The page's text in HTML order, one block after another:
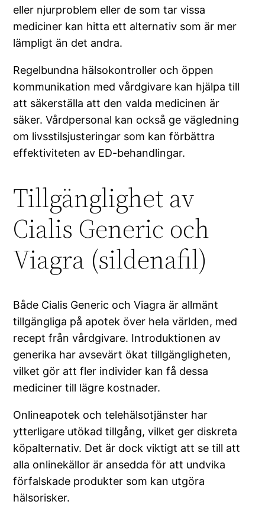
eller njurproblem eller de som tar vissa
mediciner kan hitta ett alternativ som är mer
lämpligt än det andra.
Regelbundna hälsokontroller och öppen
kommunikation med vårdgivare kan hjälpa till
att säkerställa att den valda medicinen är
säker. Vårdpersonal kan också ge vägledning
om livsstilsjusteringar som kan förbättra
effektiviteten av ED-behandlingar.
Tillgänglighet av
Cialis Generic och
Viagra (sildenafil)
Både Cialis Generic och Viagra är allmänt
tillgängliga på apotek över hela världen, med
recept från vårdgivare. Introduktionen av
generika har avsevärt ökat tillgängligheten,
vilket gör att fler individer kan få dessa
mediciner till lägre kostnader.
Onlineapotek och telehälsotjänster har
ytterligare utökad tillgång, vilket ger diskreta
köpalternativ. Det är dock viktigt att se till att
alla onlinekällor är ansedda för att undvika
förfalskade produkter som kan utgöra
hälsorisker.